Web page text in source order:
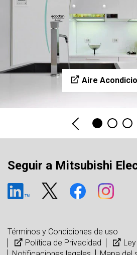
Aire
Seguir a Mitsubishi
Términos y Condiciones de uso
Política de Privacidad